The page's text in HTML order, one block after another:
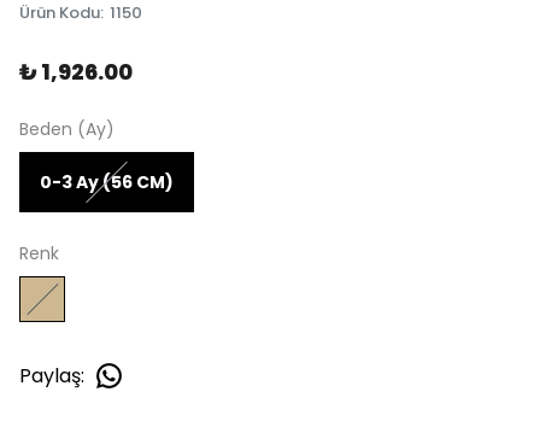
Ürün Kodu: 1150
₺ 1,926.00
Beden (Ay)
0-3 Ay (56 CM)
Renk
Paylaş: